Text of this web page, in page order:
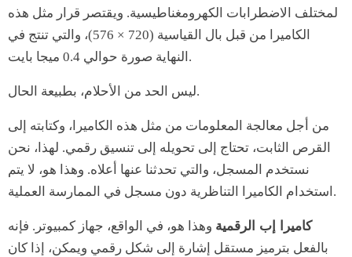
لمختلف الاضطرابات الكهرومغناطيسية. ويقتصر قرار مثل هذه
الكاميرا من قبل بال القياسية (720 × 576)، والتي تنتج في
النهاية صورة حوالي 0.4 ميجا بايت.
ليس الحد من الأحلام، بطبيعة الحال.
من أجل معالجة المعلومات من مثل هذه الكاميرا، وكتابته إلى
القرص الثابت، تحتاج إلى تحويله إلى تنسيق رقمي. لهذا، نحن
نستخدم المسجل، والتي تحدثنا عنها أعلاه. وهذا هو، لا يتم
استخدام الكاميرا التناظرية دون مسجل في الممارسة العملية.
كاميرا إب الرقمية وهذا هو، في الواقع، جهاز كمبيوتر. فإنه
بالفعل بترميز مستقل إشارة إلى شكل رقمي ويمكن، إذا كان